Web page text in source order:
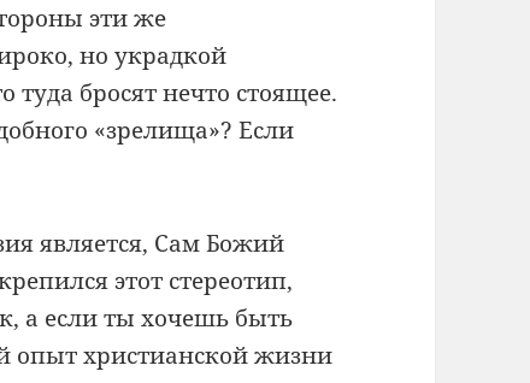
эти же
но украдкой
бросят нечто стоящее.
«зрелища»? Если
является, Сам Божий
этот стереотип,
а если ты хочешь быть
опыт христианской жизни